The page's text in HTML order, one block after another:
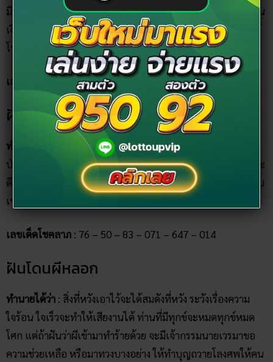
มีอุปสรรคจากคู่แข่งทางการค้าแย่งลูกค้า การเงินติดขัดไม่ราบรื่น
เงินอาจขาดมือได้ สุขภาพมีเจ็บป่วยเล็กน้อยเกี่ยวกับเรื่องภูมิแพ้
โชคลาภยังไม่มีไม่ควรเสี่ยงดวง
เลขเด็ดโชคลาภ: 34 – 45 – 57 – 345 – 547 – 375
ฝันผีมาบอกหวย
ทำนายได้ว่า
: จะได้รับข่าวดีที่เป็นมงคล ใครที่เจ็บป่วยก็จะหาย
ป่วย จะได้โชคลาภใหญ่จากการเสี่ยงโชค ธุรกิจการค้า การงานจะ
ดีขึ้นได้รับการสนับสนุนจากผู้ใหญ่และเพื่อนร่วมงาน จะมีรายรับ
เข้ามามาก มีเกณฑ์ได้รับมรดกจากญาติผู้ใหญ่
เลขเด็ดโชคลาภ : 76 – 50 – 83 – 071 – 647 – 014
ฝันโดนผีหลอก
ทำนายได้ว่า : สิ่งที่หวังเอาไว้จะได้สมดังที่หวัง ระวังเรื่องความ
ใจร้อน ใจเร็วจะทำให้เสียงานได้ ท่านที่มีทุกข์จะหมดทุกข์หมด
โศก แต่ถ้าฝันว่าผีเข้ามาทำร้ายด้วย จะมีเจ้ากรรมนายเวรมาขอ
ความช่วยเหลือ หรือมาทวงบางอย่าง ให้ทำบุญถวายโลงศพให้คน